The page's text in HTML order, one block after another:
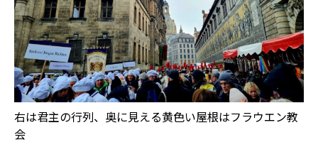
右は君主の行列、奥に見える黄色い屋根はフラウエン教
会